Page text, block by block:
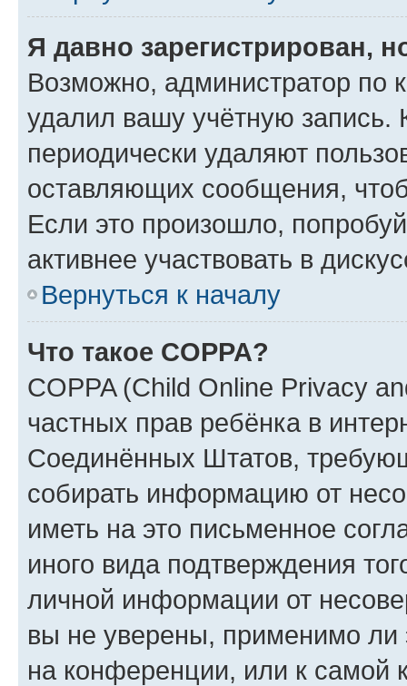
Я давно зарегистрирован,
Возможно, администратор по
удалил вашу учётную запись.
периодически удаляют
оставляющих сообщения,
Если это произошло,
активнее участвовать в
Вернуться к началу
Что такое COPPA?
COPPA (Child Online Privacy
частных прав ребёнка в
Соединённых Штатов,
собирать информацию от
иметь на это письменное
иного вида подтверждения
личной информации от
вы не уверены, применимо ли
на конференции, или к самой